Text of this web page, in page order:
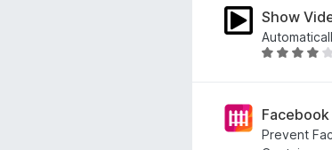
점
점
에
4
점
Show
5
점
에
Prevent